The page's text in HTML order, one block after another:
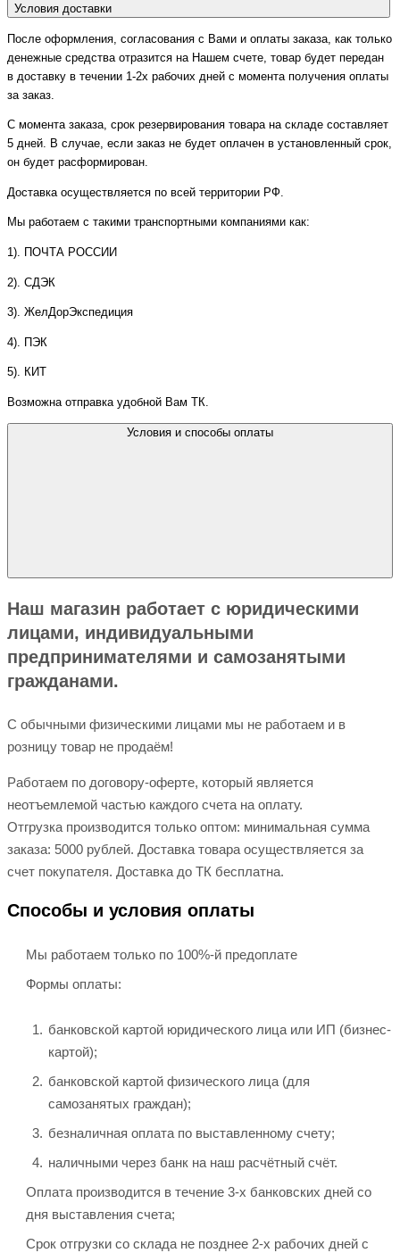
Условия доставки
После оформления, согласования с Вами и оплаты заказа, как только
денежные средства отразится на Нашем счете, товар будет передан
в доставку в течении 1-2х рабочих дней с момента получения оплаты
за заказ.
С момента заказа, срок резервирования товара на складе составляет
5 дней. В случае, если заказ не будет оплачен в установленный срок,
он будет расформирован.
Доставка осуществляется по всей территории РФ.
Мы работаем с такими транспортными компаниями как:
1). ПОЧТА РОССИИ
2). СДЭК
3). ЖелДорЭкспедиция
4). ПЭК
5). КИТ
Возможна отправка удобной Вам ТК.
Условия и способы оплаты
Наш магазин работает с юридическими
лицами, индивидуальными
предпринимателями и самозанятыми
гражданами.
С обычными физическими лицами мы не работаем и в
розницу товар не продаём!
Работаем по договору-оферте, который является
неотъемлемой частью каждого счета на оплату.
Отгрузка производится только оптом: минимальная сумма
заказа: 5000 рублей. Доставка товара осуществляется за
счет покупателя. Доставка до ТК бесплатна.
Способы и условия оплаты
Мы работаем только по 100%-й предоплате
Формы оплаты:
банковской картой юридического лица или ИП (бизнес-
картой);
банковской картой физического лица (для
самозанятых граждан);
безналичная оплата по выставленному счету;
наличными через банк на наш расчётный счёт.
Оплата производится в течение 3-х банковских дней со
дня выставления счета;
Срок отгрузки со склада не позднее 2-х рабочих дней с